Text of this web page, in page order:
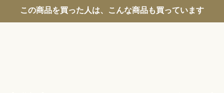
この商品を買った人は、こんな商品も買っています